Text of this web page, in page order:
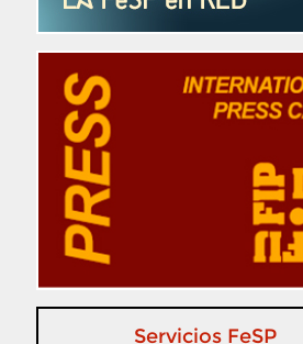
Servicios FeSP